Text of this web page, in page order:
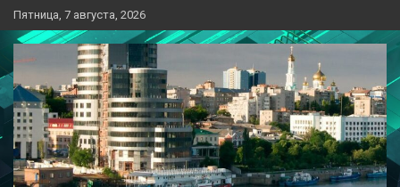
Перейти
к
содержимому
Пятница, 7 августа, 2026